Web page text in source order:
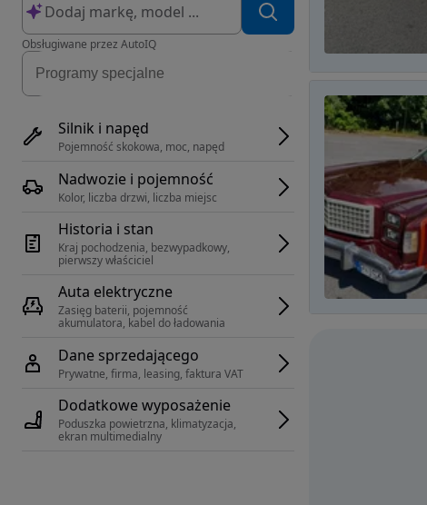
Obsługiwane przez AutoIQ
Silnik i napęd
Pojemność skokowa, moc, napęd
Nadwozie i pojemność
Kolor, liczba drzwi, liczba miejsc
Historia i stan
Kraj pochodzenia, bezwypadkowy,
pierwszy właściciel
Auta elektryczne
Zasięg baterii, pojemność
akumulatora, kabel do ładowania
Dane sprzedającego
Prywatne, firma, leasing, faktura VAT
Dodatkowe wyposażenie
Poduszka powietrzna, klimatyzacja,
ekran multimedialny